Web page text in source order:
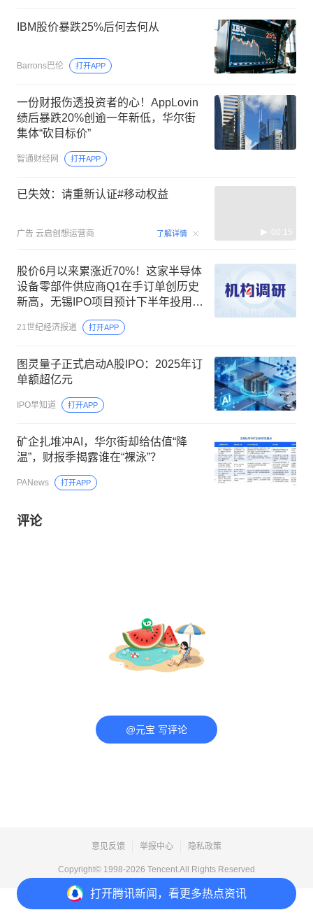
打开腾讯新闻，看更多热点资讯
IBM股价暴跌25%后何去何从
Barrons巴伦 打开APP
一份财报伤透投资者的心！AppLovin
绩后暴跌20%创逾一年新低，华尔街
集体“砍目标价”
智通财经网 打开APP
已失效：请重新认证#移动权益
广告 云启创想运营商 了解详情 00:15
股价6月以来累涨近70%！这家半导体
设备零部件供应商Q1在手订单创历史
新高，无锡IPO项目预计下半年投用丨
21世纪经济报道 打开APP
图灵量子正式启动A股IPO：2025年订
单额超亿元
IPO早知道 打开APP
矿企扎堆冲AI，华尔街却给估值“降
温”，财报季揭露谁在“裸泳”？
PANews 打开APP
评论
@元宝 写评论
意见反馈 举报中心 隐私政策
Copyright© 1998-2026 Tencent.All Rights Reserved